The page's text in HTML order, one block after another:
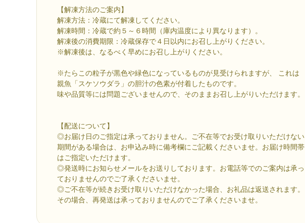
【解凍方法のご案内】
解凍方法：冷蔵にて解凍してください。
解凍時間：冷蔵で約５～６時間（庫内温度により異なります）。
解凍後の消費期限：冷蔵保存で４日以内にお召し上がりください。
※解凍後は、なるべく早めにお召し上がりください。
※たらこの粒子が黒色や緑色になっているものが見受けられますが、 これは
親魚「スケソウダラ」の胆汁の色素が付着したものです。
味や品質等には問題ございませんので、そのままお召し上がりいただけます。
【配送について】
◎お届け日のご指定は承っておりません。ご不在等でお受け取りいただけない
期間がある場合は、お申込み時に備考欄にご記載くださいませ。お届け時間帯
はご指定いただけます。
◎発送時にお知らせメールをお送りしております。お電話等でのご案内は承っ
ておりませんのでご了承くださいませ。
◎ご不在等が続きお受け取りいただけなかった場合、お礼品は返送されます。
その場合、再発送は承っておりませんのでご了承くださいませ。